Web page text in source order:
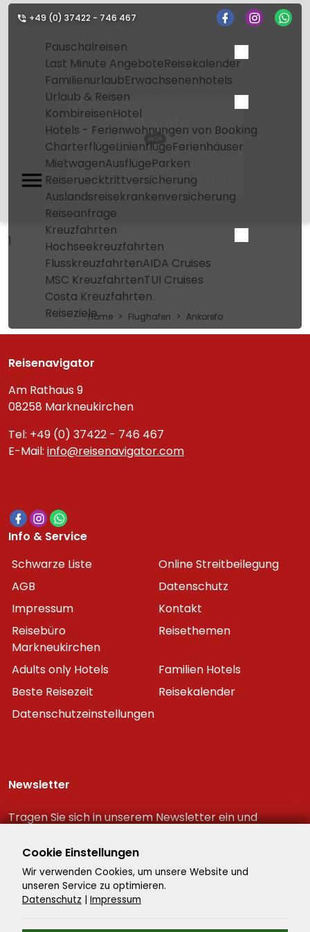
+49 (0) 37422 - 746 467
Pauschalreisen
Last Minute AngeboteReisekalender
FamilienurlaubErwachsenenhotels
Urlaub & Reisen
KombireisenHotel
Hotels - Ferienwohnungen von Booking
CharterflügeLinienflügeFerienhäuser
MietwagenAusflügeParken
Reiseruecktrittversicherung
Auslandsreisekrankenversicherung
Reiseanfrage
Kreuzfahrten
Hochseekreuzfahrten
FlusskreuzfahrtenAIDA Cruises
MSC KreuzfahrtenTUI Cruises
Costa Kreuzfahrten
Reiseziele
Ankorefo
WOR
Home Flughafen Ankorefo
1
Home Flughafen Ankorefo
Reisenavigator
Am Rathaus 9
08258 Markneukirchen
Tel: +49 (0) 37422 - 746 467
E-Mail: info@reisenavigator.com
Info & Service
Schwarze Liste
Online Streitbeilegung
AGB
Datenschutz
Impressum
Kontakt
Reisebüro
Markneukirchen
Reisethemen
Adults only Hotels
Familien Hotels
Beste Reisezeit
Reisekalender
Datenschutzeinstellungen
Newsletter
Tragen Sie sich in unserem Newsletter ein und
Reiseschnäppchen!
Cookie Einstellungen
Wir verwenden Cookies, um unsere Website und
unseren Service zu optimieren.
Datenschutz | Impressum